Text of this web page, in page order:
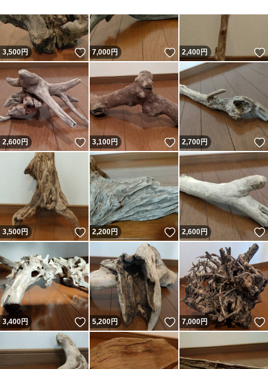
ノークレーム、ノーリターンでお願い致します。
全国一律送料無料です。（海外発送は対応できません。）
【お支払いについて】
お支払いはヤフー簡単決済のみです。直接の銀行振込はお
受けしていません。
領収書の発行は出来ません。
【お願い】
落札後は2日以内にご連絡を3日以内にご入金が可能な方
にご入札をお願い致します。また上記期限を越えた場合、
落札者都合でキャンセルさせて頂くことがございます。そ
の際、Yahoo!より自動的に「非常に悪い」の評価がつき
ますのでご入札の際はご注意ください。
非常に悪い評価が多い方とはお取引きをしていません。大
変申し訳ありませんがご入札を頂いた後に入札の取り消し
をする場合があります。また落札後のキャンセルは承って
3,500円 いいね！
7,000円 いいね！
2,400円
2,600円 いいね！
3,100円 いいね！
2,700円
3,500円 いいね！
2,200円 いいね！
2,600円
3,400円 いいね！
5,200円 いいね！
7,000円